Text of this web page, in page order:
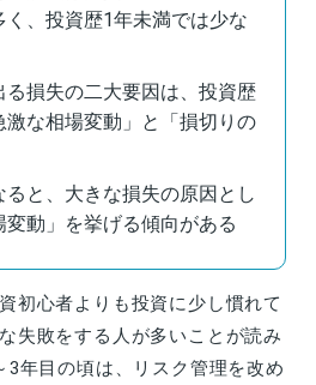
く、投資歴1年未満では少な
る損失の二大要因は、投資歴
激な相場変動」と「損切りの
と、大きな損失の原因とし
変動」を挙げる傾向がある
初心者よりも投資に少し慣れて
失敗をする人が多いことが読み
3年目の頃は、リスク管理を改め